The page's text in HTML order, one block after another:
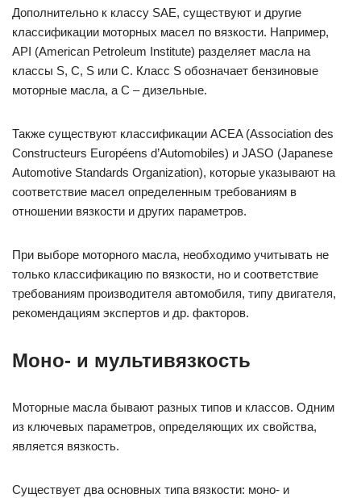
Дополнительно к классу SAE, существуют и другие
классификации моторных масел по вязкости. Например,
API (American Petroleum Institute) разделяет масла на
классы S, C, S или C. Класс S обозначает бензиновые
моторные масла, а С – дизельные.
Также существуют классификации ACEA (Association des
Constructeurs Européens d’Automobiles) и JASO (Japanese
Automotive Standards Organization), которые указывают на
соответствие масел определенным требованиям в
отношении вязкости и других параметров.
При выборе моторного масла, необходимо учитывать не
только классификацию по вязкости, но и соответствие
требованиям производителя автомобиля, типу двигателя,
рекомендациям экспертов и др. факторов.
Моно- и мультивязкость
Моторные масла бывают разных типов и классов. Одним
из ключевых параметров, определяющих их свойства,
является вязкость.
Существует два основных типа вязкости: моно- и